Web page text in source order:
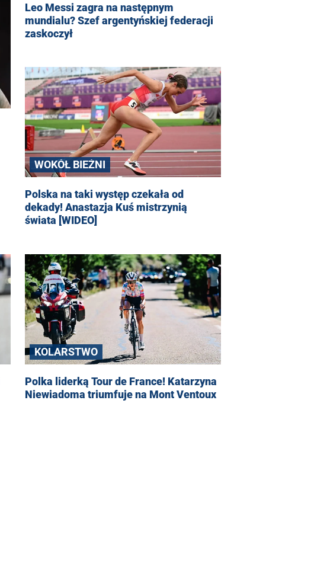
Leo Messi zagra na następnym
mundialu? Szef argentyńskiej federacji
zaskoczył
WOKÓŁ BIEŻNI
Polska na taki występ czekała od
dekady! Anastazja Kuś mistrzynią
świata [WIDEO]
KOLARSTWO
Polka liderką Tour de France! Katarzyna
Niewiadoma triumfuje na Mont Ventoux